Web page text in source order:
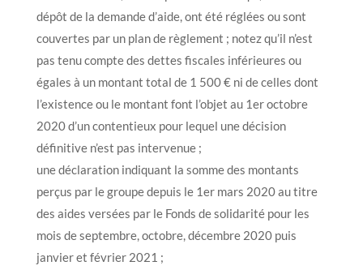
dépôt de la demande d’aide, ont été réglées ou sont
couvertes par un plan de règlement ; notez qu’il n’est
pas tenu compte des dettes fiscales inférieures ou
égales à un montant total de 1 500 € ni de celles dont
l’existence ou le montant font l’objet au 1er octobre
2020 d’un contentieux pour lequel une décision
définitive n’est pas intervenue ;
une déclaration indiquant la somme des montants
perçus par le groupe depuis le 1er mars 2020 au titre
des aides versées par le Fonds de solidarité pour les
mois de septembre, octobre, décembre 2020 puis
janvier et février 2021 ;